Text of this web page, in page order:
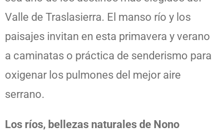
Valle de Traslasierra. El manso río y los
paisajes invitan en esta primavera y verano
a caminatas o práctica de senderismo para
oxigenar los pulmones del mejor aire
serrano.
Los ríos, bellezas naturales de Nono